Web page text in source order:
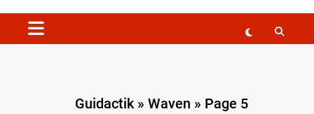
Guidactik»Waven » Page 5